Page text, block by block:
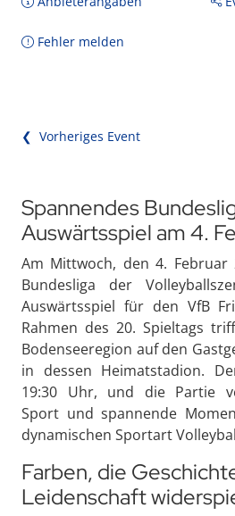
Fehler melden
❮ Vorheriges Event
Spannendes
Auswärtsspiel am 4.
Am Mittwoch, den 4.
Bundesliga der
Auswärtsspiel für den VfB
Rahmen des 20. Spieltags
Bodenseeregion auf den
in dessen Heimatstadion.
19:30 Uhr, und die Partie
Sport und spannende
dynamischen Sportart
Farben, die
Leidenschaft